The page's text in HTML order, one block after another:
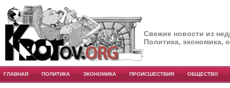
Свежие новости из
Политика, экономика,
ГЛАВНАЯ ПОЛИТИКА ЭКОНОМИКА ПРОИСШЕСТВИЯ ОБЩЕСТВО